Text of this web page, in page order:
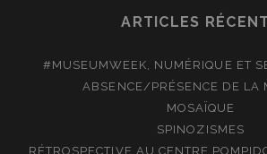
ARTICLES
#MUSEUMWEEK, NUMÉRIQUE ET
ABSENCE/PRÉSENCE DE LA
MOSAÏQUE
SPINOZISMES
RÉTROSPECTIVE AU CENTRE